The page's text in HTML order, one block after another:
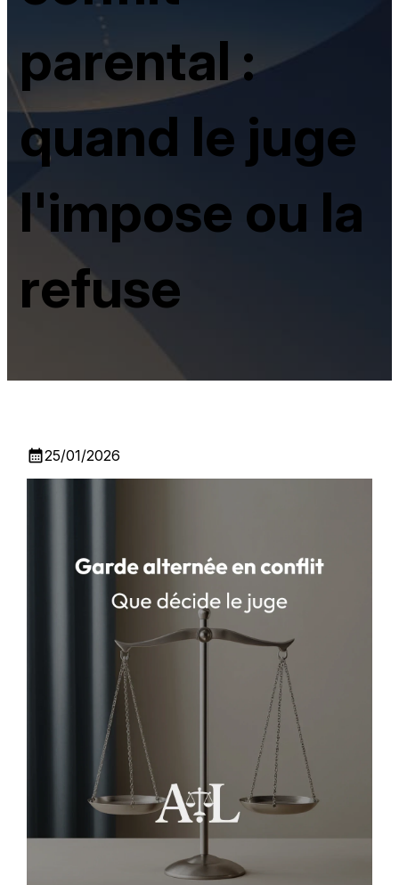
parental :
quand le juge
l'impose ou la
refuse
calendar_month25/01/2026